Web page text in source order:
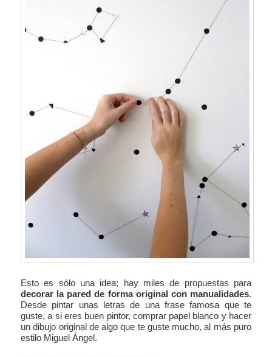
Esto es sólo una idea; hay miles de propuestas para
decorar la pared de forma original con manualidades.
Desde pintar unas letras de una frase famosa que te
guste, a si eres buen pintor, comprar papel blanco y hacer
un dibujo original de algo que te guste mucho, al más puro
estilo Miguel Ángel.